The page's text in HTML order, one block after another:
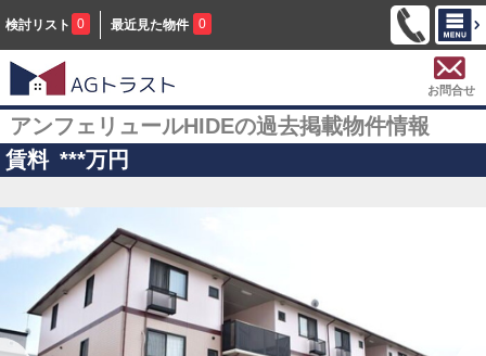
検討リスト 0 最近見た物件 0
お問合せ
アンフェリュールHIDEの過去掲載物件情報
賃料 ***万円